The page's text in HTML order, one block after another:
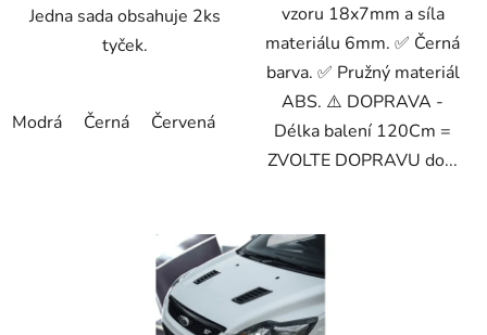
Jedna sada obsahuje 2ks
tyček.
Modrá Černá Červená Zlatá Stříbrná
vzoru 18x7mm a síla
materiálu 6mm. ✅ Černá
barva. ✅ Pružný materiál
ABS. ⚠️ DOPRAVA -
Délka balení 120Cm =
ZVOLTE DOPRAVU do...